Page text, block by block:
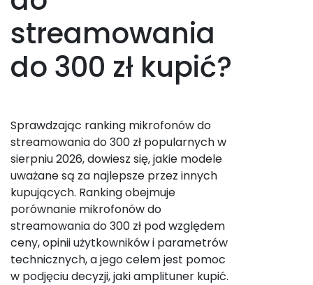
streamowania
do 300 zł kupić?
Sprawdzając ranking mikrofonów do
streamowania do 300 zł popularnych w
sierpniu 2026, dowiesz się, jakie modele
uważane są za najlepsze przez innych
kupujących. Ranking obejmuje
porównanie mikrofonów do
streamowania do 300 zł pod względem
ceny, opinii użytkowników i parametrów
technicznych, a jego celem jest pomoc
w podjęciu decyzji, jaki amplituner kupić.